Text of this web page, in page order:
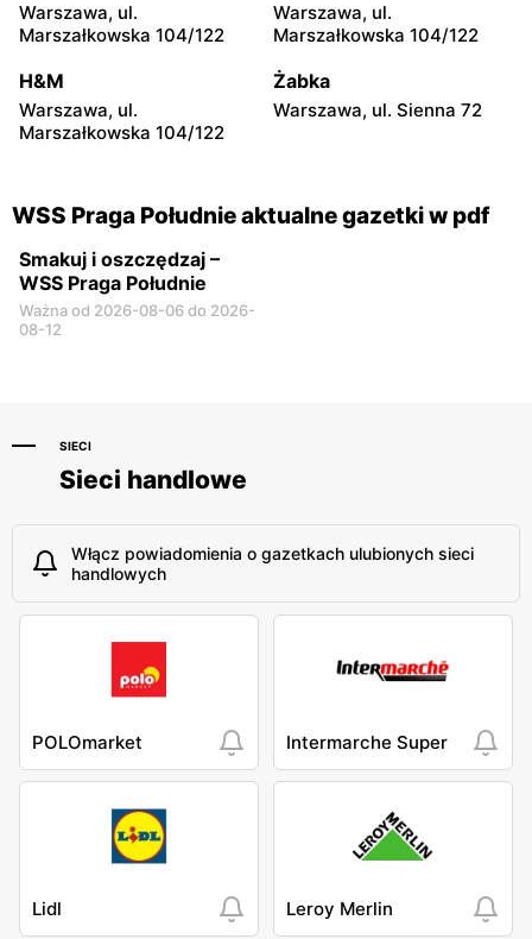
Warszawa, ul.
Marszałkowska 104/122
Warszawa, ul.
Marszałkowska 104/122
H&M
Warszawa, ul.
Marszałkowska 104/122
Żabka
Warszawa, ul. Sienna 72
WSS Praga Południe aktualne gazetki w pdf
Smakuj i oszczędzaj –
WSS Praga Południe
Ważna od 2026-08-06 do 2026-
08-12
SIECI
Sieci handlowe
Włącz powiadomienia o gazetkach ulubionych sieci
handlowych
POLOmarket Intermarche Super
Lidl Leroy Merlin